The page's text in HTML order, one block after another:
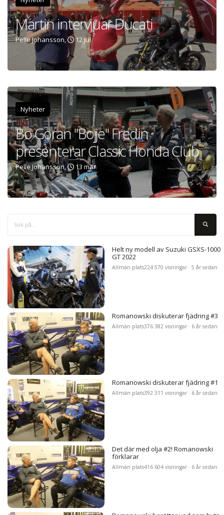
Helt ny modell av Suzuki GSXS-1000
GT 2022
Allmän plats224 570 visningar · 5 år sedan
Romanowski diskuterar fjädring #3
Allmän plats376 382 visningar · 6 år sedan
Romanowski diskuterar fjädring #1
Allmän plats392 311 visningar · 6 år sedan
Det där med olja #2! Romanowski
förklarar
Allmän plats416 604 visningar · 6 år sedan
Martin intervjuar Ducati
Pelle Johansson, 12 jul
Nyheter
Bo Göran "Bojje" Fredin
presenterar Classic Honda Club
Pelle Johansson, 13 mar